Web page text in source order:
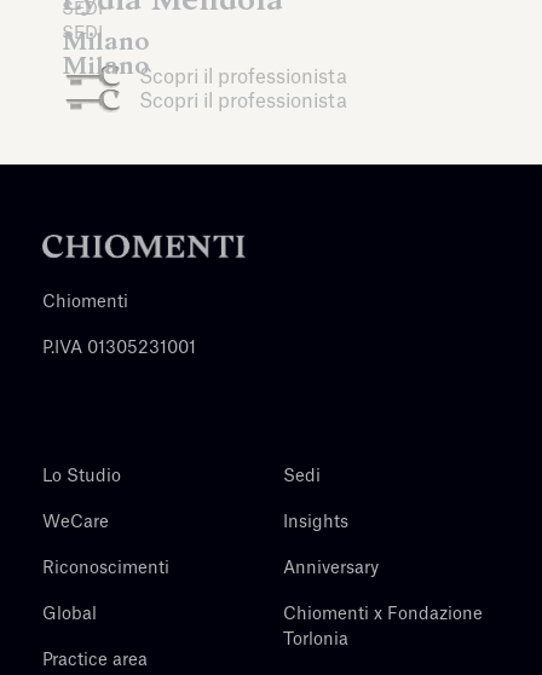
SEDI
Milano
Scopri il professionista
SEDI
Milano
Scopri il professionista
Chiomenti
P.IVA 01305231001
Lo Studio
WeCare
Riconoscimenti
Global
Practice area
Sedi
Insights
Anniversary
Chiomenti x Fondazione
Torlonia